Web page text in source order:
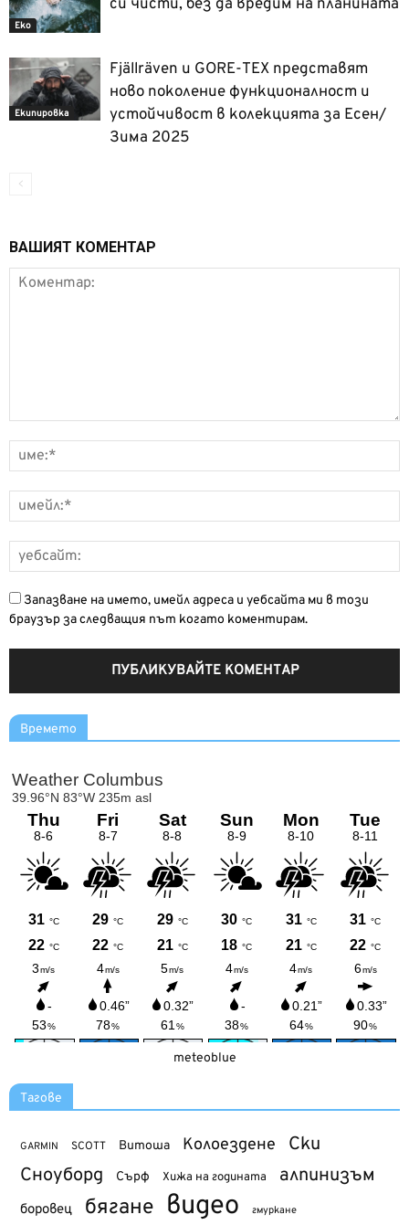
Еко
си чисти, без да вредим на планината
Екипировка
Fjällräven и GORE-TEX представят
ново поколение функционалност и
устойчивост в колекцията за Есен/
Зима 2025
ВАШИЯТ КОМЕНТАР
Запазване на името, имейл адреса и уебсайта ми в този
браузър за следващия път когато коментирам.
Времето
meteoblue
Тагове
GARMIN SCOTT Витоша Колоездене Ски
Сноуборд Сърф Хижа на годината алпинизъм
боровец бягане видео гмуркане